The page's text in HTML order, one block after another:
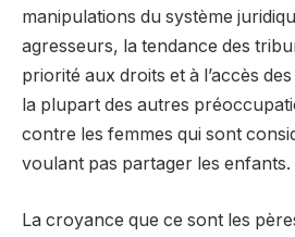
manipulations du système
agresseurs, la tendance des
priorité aux droits et à l’accès
la plupart des autres
contre les femmes qui sont
voulant pas partager les enfants.
La croyance que ce sont les